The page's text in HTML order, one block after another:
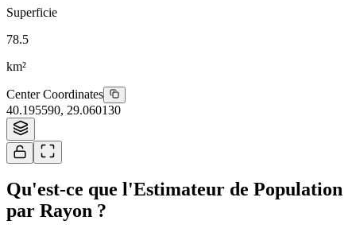
Superficie
78.5
km²
Center Coordinates
40.195590, 29.060130
Qu'est-ce que l'Estimateur de Population
par Rayon ?